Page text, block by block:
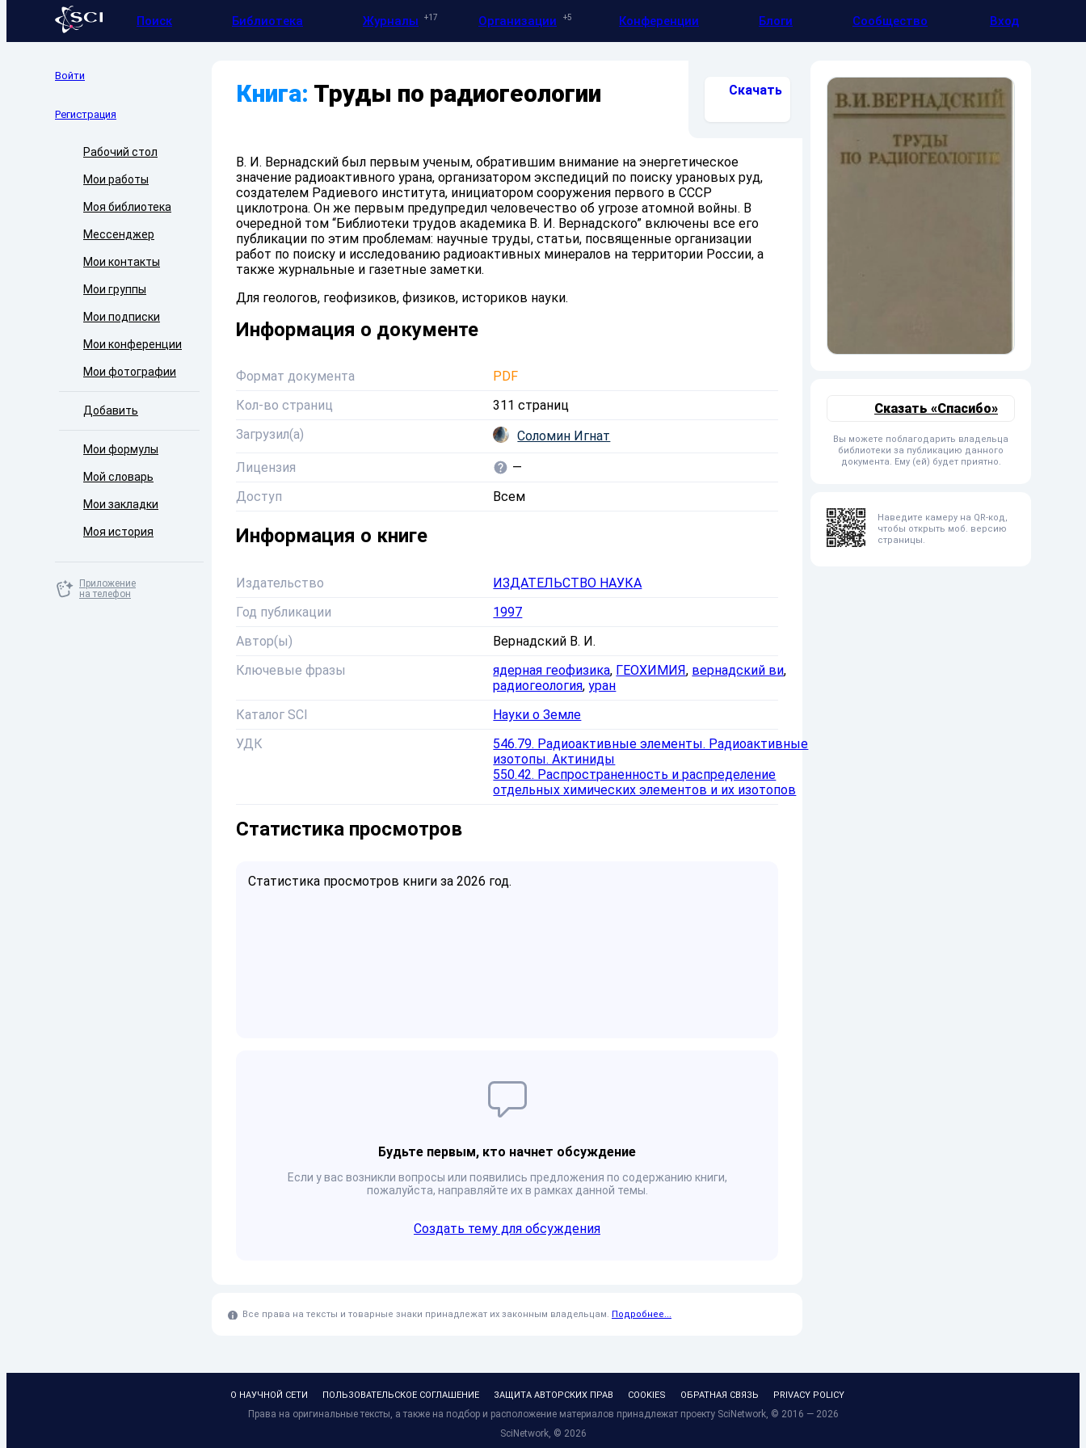
Поиск Библиотека Журналы 17 Организации 5 Конференции Блоги Сообщество Вход
Войти
Регистрация
Рабочий стол
Мои работы
Моя библиотека
Мессенджер
Мои контакты
Мои группы
Мои подписки
Мои конференции
Мои фотографии
Добавить
Мои формулы
Мой словарь
Мои закладки
Моя история
Приложение
на телефон
Книга: Труды по радиогеологии Скачать
В. И. Вернадский был первым ученым, обратившим внимание на энергетическое
значение радиоактивного урана, организатором экспедиций по поиску урановых руд,
создателем Радиевого института, инициатором сооружения первого в СССР
циклотрона. Он же первым предупредил человечество об угрозе атомной войны. В
очередной том “Библиотеки трудов академика В. И. Вернадского” включены все его
публикации по этим проблемам: научные труды, статьи, посвященные организации
работ по поиску и исследованию радиоактивных минералов на территории России, а
также журнальные и газетные заметки.
Для геологов, геофизиков, физиков, историков науки.
Информация о документе
Формат документа
PDF
Кол-во страниц
311 страниц
Загрузил(а)
Соломин Игнат
Лицензия
—
Доступ
Всем
Информация о книге
Издательство
ИЗДАТЕЛЬСТВО НАУКА
Год публикации
1997
Автор(ы)
Вернадский В. И.
Ключевые фразы
ядерная геофизика, ГЕОХИМИЯ, вернадский ви,
радиогеология,уран
Каталог SCI
Науки о Земле
УДК
546.79. Радиоактивные элементы. Радиоактивные
изотопы. Актиниды
550.42. Распространенность и распределение
отдельных химических элементов и их изотопов
Статистика просмотров
Статистика просмотров книги за 2026 год.
Будьте первым, кто начнет обсуждение
Если у вас возникли вопросы или появились предложения по содержанию книги,
пожалуйста, направляйте их в рамках данной темы.
Создать тему для обсуждения
Все права на тексты и товарные знаки принадлежат их законным владельцам. Подробнее...
Сказать «Спасибо»
Вы можете поблагодарить владельца
библиотеки за публикацию данного
документа. Ему (ей) будет приятно.
Наведите камеру на QR-код,
чтобы открыть моб. версию
страницы.
О НАУЧНОЙ СЕТИ ПОЛЬЗОВАТЕЛЬСКОЕ СОГЛАШЕНИЕ ЗАЩИТА АВТОРСКИХ ПРАВ COOKIES ОБРАТНАЯ СВЯЗЬ PRIVACY POLICY
Права на оригинальные тексты, а также на подбор и расположение материалов принадлежат проекту SciNetwork, © 2016 — 2026
SciNetwork, © 2026